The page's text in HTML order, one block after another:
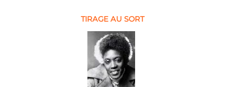
TIRAGE AU SORT